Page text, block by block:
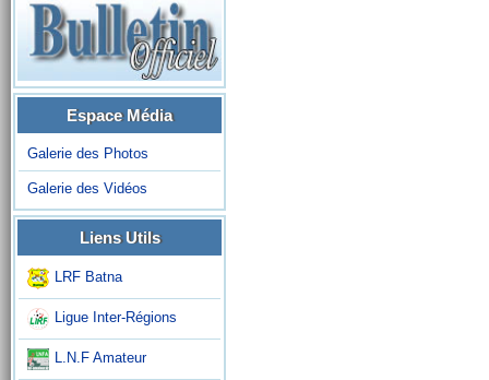
Espace Média
Galerie des Photos
Galerie des Vidéos
Liens Utils
LRF Batna
Ligue Inter-Régions
L.N.F Amateur